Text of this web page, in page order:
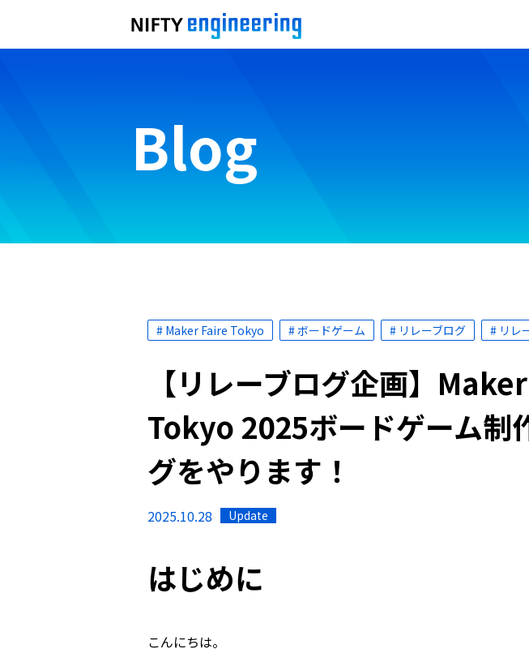
Blog
# Maker Faire Tokyo # ボードゲーム # リレーブログ # リレ
【リレーブログ企画】
Tokyo 2025ボードゲーム制
グをやります！
2025.10.28 Update
はじめに
こんにちは。